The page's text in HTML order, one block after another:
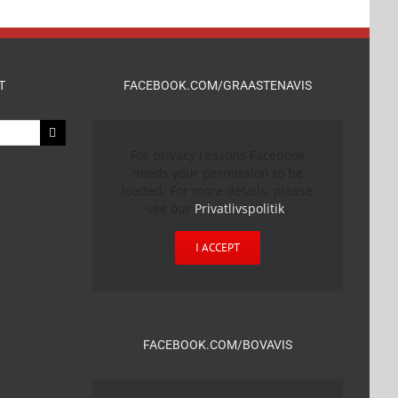
FACEBOOK.COM/GRAASTENAVIS
Privatlivspolitik
I ACCEPT
FACEBOOK.COM/BOVAVIS